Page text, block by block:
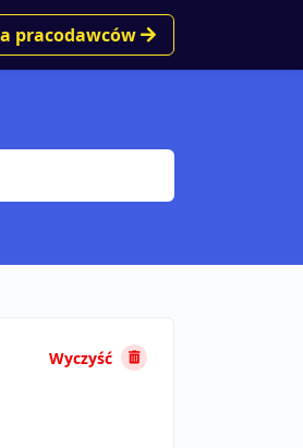
pracodawców
Wyczyść